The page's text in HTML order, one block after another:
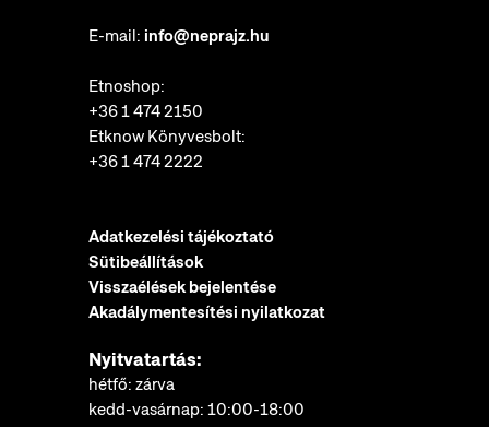
E-mail: info@neprajz.hu
Etnoshop:
+36 1 474 2150
Etknow Könyvesbolt:
+36 1 474 2222
Adatkezelési tájékoztató
Sütibeállítások
Visszaélések bejelentése
Akadálymentesítési nyilatkozat
Nyitvatartás:
hétfő: zárva
kedd-vasárnap: 10:00-18:00